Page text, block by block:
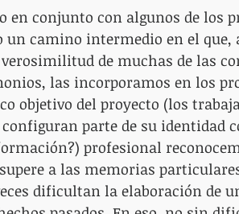
en conjunto con algunos de los
camino intermedio en el que,
de muchas de las
las incorporamos en los
objetivo del proyecto (los
parte de su identidad
profesional
a las memorias
dificultan la elaboración de